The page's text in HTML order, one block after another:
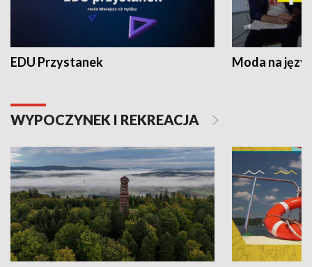
EDU Przystanek Moda na
WYPOCZYNEK I REKREACJA